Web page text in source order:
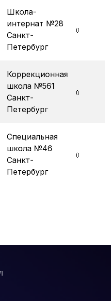
Школа-
интернат №28
Санкт-
Петербург
Коррекционная
школа №561
Санкт-
Петербург
Специальная
школа №46
Санкт-
Петербург